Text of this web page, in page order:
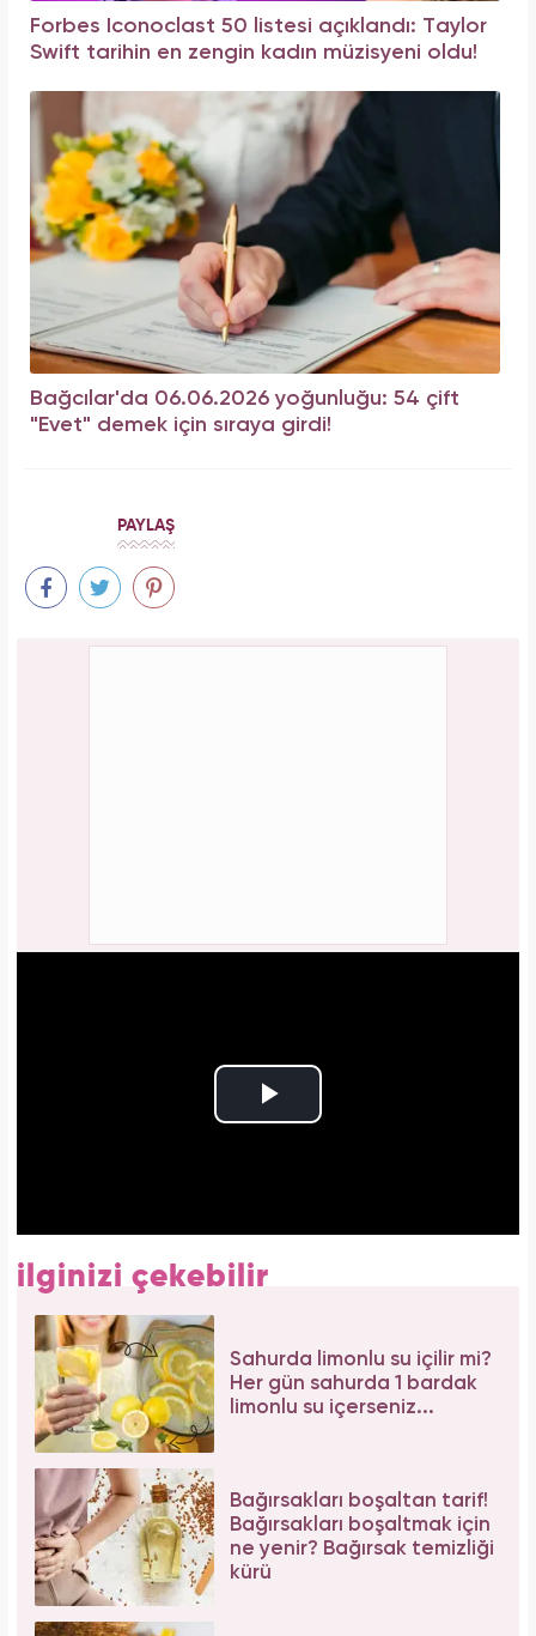
Forbes Iconoclast 50 listesi açıklandı: Taylor
Swift tarihin en zengin kadın müzisyeni oldu!
Bağcılar'da 06.06.2026 yoğunluğu: 54 çift
"Evet" demek için sıraya girdi!
PAYLAŞ
ilginizi çekebilir
Sahurda limonlu su içilir mi?
Her gün sahurda 1 bardak
limonlu su içerseniz...
Bağırsakları boşaltan tarif!
Bağırsakları boşaltmak için
ne yenir? Bağırsak temizliği
kürü